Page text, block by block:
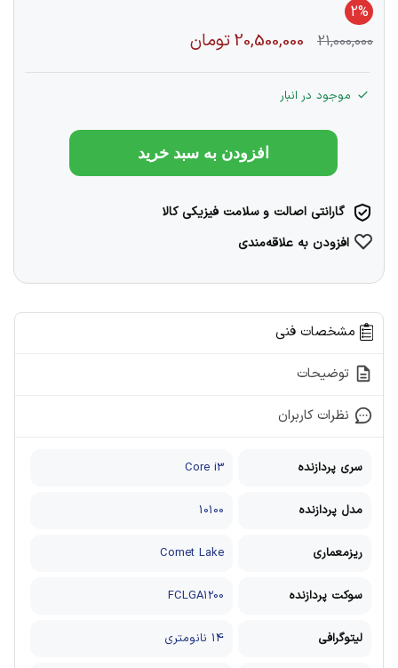
2%
21,000,000
20,500,000تومان
موجود در انبار
افزودن به سبد خرید
گارانتی اصالت و سلامت فیزیکی کالا
افزودن به علاقه‌مندی
مشخصات فنی
توضیحات
نظرات کاربران
سری پردازنده Core i3
مدل پردازنده 10100
ریزمعماری Comet Lake
سوکت پردازنده FCLGA1200
لیتوگرافی 14 نانومتری